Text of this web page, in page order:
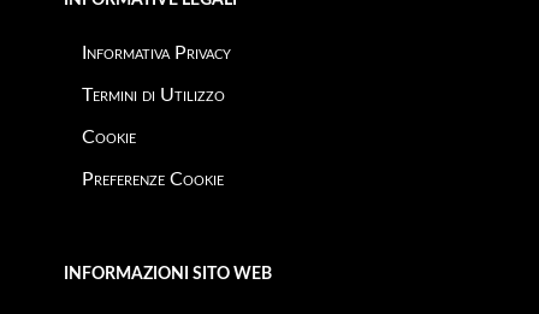
Informativa Privacy
Termini di Utilizzo
Cookie
Preferenze Cookie
INFORMAZIONI SITO WEB